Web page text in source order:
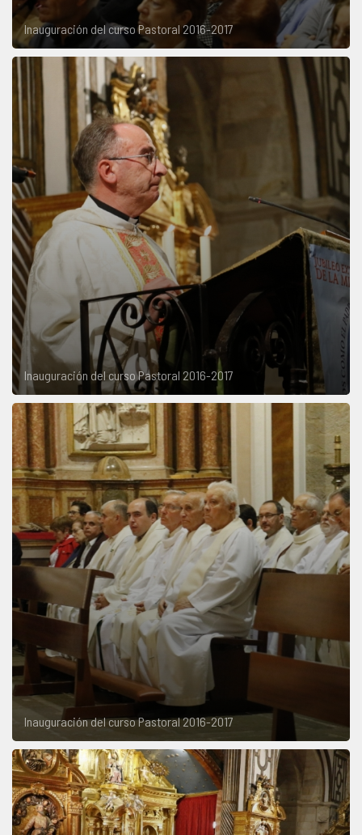
Inauguración del curso Pastoral 2016-2017
Inauguración del curso Pastoral 2016-2017
Inauguración del curso Pastoral 2016-2017